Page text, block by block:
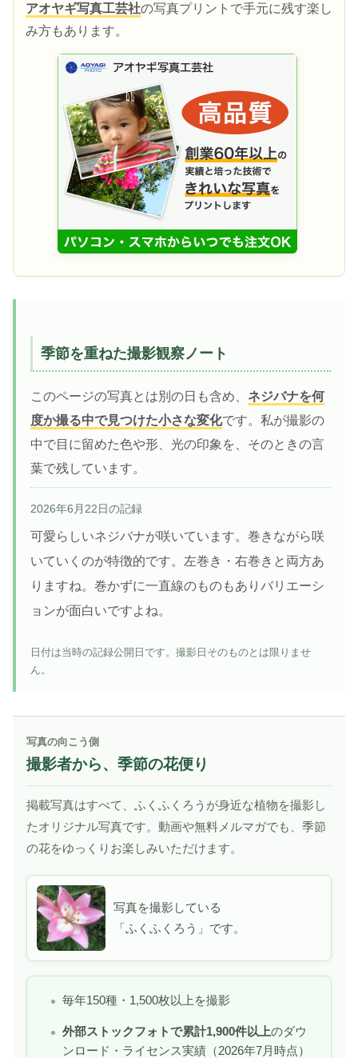
アオヤギ写真工芸社の写真プリントで手元に残す楽し
み方もあります。
季節を重ねた撮影観察ノート
このページの写真とは別の日も含め、 ネジバナを何
度か撮る中で見つけた小さな変化です。私が撮影の
中で目に留めた色や形、光の印象を、そのときの言
葉で残しています。
2026年6月22日の記録
可愛らしいネジバナが咲いています。巻きながら咲
いていくのが特徴的です。左巻き・右巻きと両方あ
りますね。巻かずに一直線のものもありバリエーシ
ョンが面白いですよね。
日付は当時の記録公開日です。撮影日そのものとは限りませ
ん。
写真の向こう側
撮影者から、季節の花便り
掲載写真はすべて、ふくふくろうが身近な植物を撮影し
たオリジナル写真です。動画や無料メルマガでも、季節
の花をゆっくりお楽しみいただけます。
写真を撮影している
「ふくふくろう」です。
毎年150種・1,500枚以上を撮影
外部ストックフォトで累計1,900件以上のダウ
ンロード・ライセンス実績（2026年7月時点）